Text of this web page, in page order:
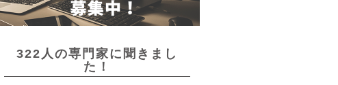
322人の専門家に聞きまし
た！